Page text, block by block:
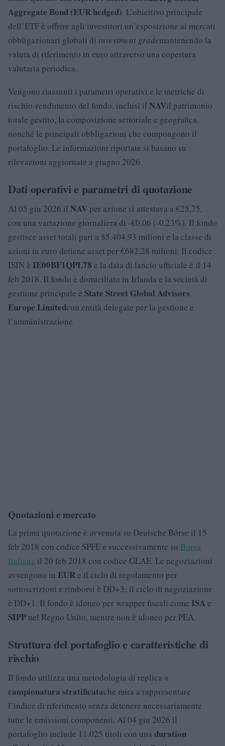
Aggregate Bond (EUR hedged). L’obiettivo principale
dell’ETF è offrire agli investitori un’esposizione ai mercati
obbligazionari globali di investment grademantenendo la
valuta di riferimento in euro attraverso una copertura
valutaria periodica.
Vengono riassunti i parametri operativi e le metriche di
rischio-rendimento del fondo, inclusi il NAVil patrimonio
totale gestito, la composizione settoriale e geografica,
nonché le principali obbligazioni che compongono il
portafoglio. Le informazioni riportate si basano su
rilevazioni aggiornate a giugno 2026.
Dati operativi e parametri di quotazione
Al 05 giu 2026 il NAV per azione si attestava a €25,75,
con una variazione giornaliera di -€0,06 (-0,23%). Il fondo
gestisce asset totali pari a $5.404,93 milioni e la classe di
azioni in euro detiene asset per €682,28 milioni. Il codice
ISIN è IE00BF1QPL78 e la data di lancio ufficiale è il 14
feb 2018. Il fondo è domiciliato in Irlanda e la società di
gestione principale è State Street Global Advisors
Europe Limitedcon entità delegate per la gestione e
l’amministrazione.
Quotazioni e mercato
La prima quotazione è avvenuta su Deutsche Börse il 15
feb 2018 con codice SPFE e successivamente su Borsa
Italiana il 20 feb 2018 con codice GLAE. Le negoziazioni
avvengono in EURe il ciclo di regolamento per
sottoscrizioni e rimborsi è DD+3; il ciclo di negoziazione
è DD+1. Il fondo è idoneo per wrapper fiscali come ISA e
SIPP nel Regno Unito, mentre non è idoneo per PEA.
Struttura del portafoglio e caratteristiche di
rischio
Il fondo utilizza una metodologia di replica a
campionatura stratificatache mira a rappresentare
l’indice di riferimento senza detenere necessariamente
tutte le emissioni componenti. Al 04 giu 2026 il
portafoglio include 11.025 titoli con una duration